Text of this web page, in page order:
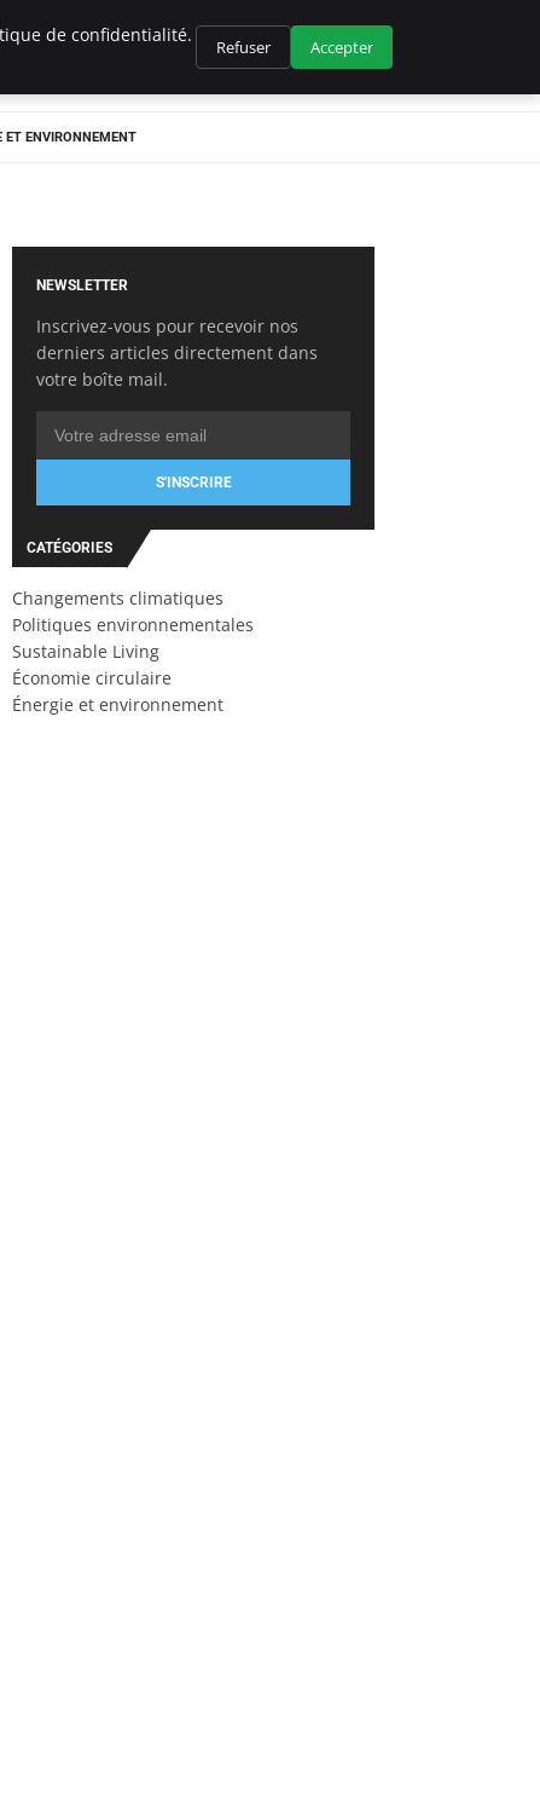
ET ENVIRONNEMENT
NEWSLETTER
Inscrivez-vous pour recevoir nos
derniers articles directement dans
votre boîte mail.
S'INSCRIRE
CATÉGORIES
Changements climatiques
Politiques environnementales
Sustainable Living
Économie circulaire
Énergie et environnement
de confidentialité.
Refuser Accepter